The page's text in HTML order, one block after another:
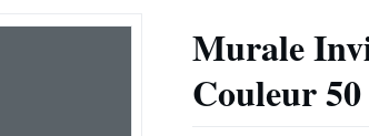
Murale
Couleur